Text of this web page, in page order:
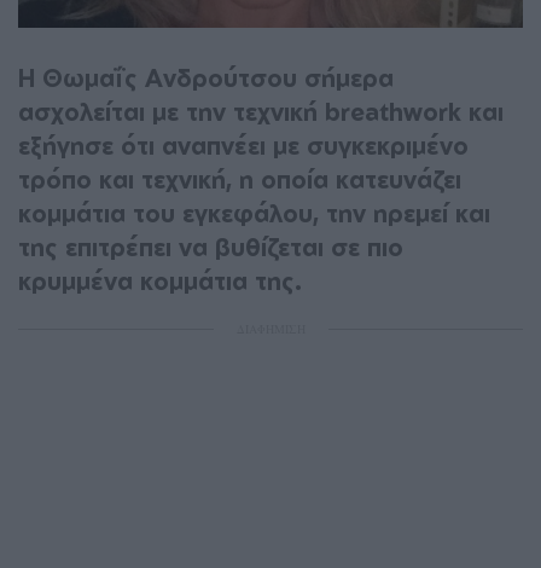
Η Θωμαΐς Ανδρούτσου σήμερα
ασχολείται με την τεχνική breathwork και
εξήγησε ότι αναπνέει με συγκεκριμένο
τρόπο και τεχνική, η οποία κατευνάζει
κομμάτια του εγκεφάλου, την ηρεμεί και
της επιτρέπει να βυθίζεται σε πιο
κρυμμένα κομμάτια της.